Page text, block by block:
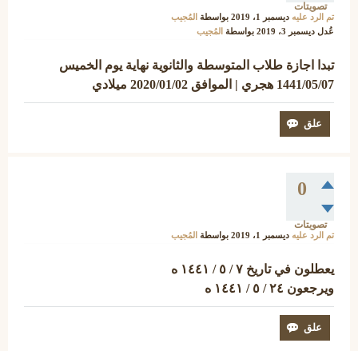
تصويتات
تم الرد عليه ديسمبر 1، 2019 بواسطة
المُجيب
عُدل ديسمبر 3، 2019 بواسطة المُجيب
تبدا اجازة طلاب المتوسطة والثانوية نهاية يوم الخميس
1441/05/07 هجري | الموافق 2020/01/02 ميلادي
0
تصويتات
تم الرد عليه ديسمبر 1، 2019 بواسطة المُجيب
يعطلون في تاريخ ٧ / ٥ / ١٤٤١ ه
ويرجعون ٢٤ / ٥ / ١٤٤١ ه